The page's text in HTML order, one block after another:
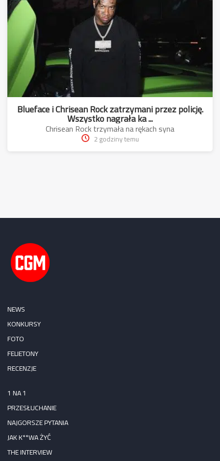
Blueface i Chrisean Rock zatrzymani przez policję.
Wszystko nagrała ka ...
Chrisean Rock trzymała na rękach syna
2 godziny temu
NEWS
KONKURSY
FOTO
FELIETONY
RECENZJE
1 NA 1
PRZESŁUCHANIE
NAJGORSZE PYTANIA
JAK K**WA ŻYĆ
THE INTERVIEW